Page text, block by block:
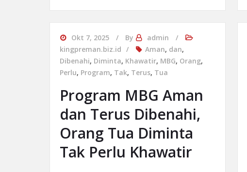
Okt 7, 2025 By
admin
kingpreman.biz.id
Aman, dan,
Dibenahi, Diminta, Khawatir, MBG, Orang,
Perlu, Program, Tak, Terus, Tua
Program MBG Aman
dan Terus Dibenahi,
Orang Tua Diminta
Tak Perlu Khawatir